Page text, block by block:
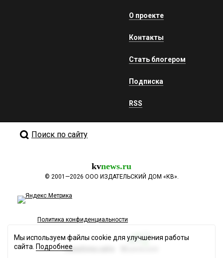
О проекте
Контакты
Стать блогером
Подписка
RSS
Поиск по сайту
kvnews.ru
© 2001—2026 ООО ИЗДАТЕЛЬСКИЙ ДОМ «КВ».
Политика конфиденциальности
Разработка сайта
Мы используем файлы cookie для улучшения работы
сайта. Подробнее